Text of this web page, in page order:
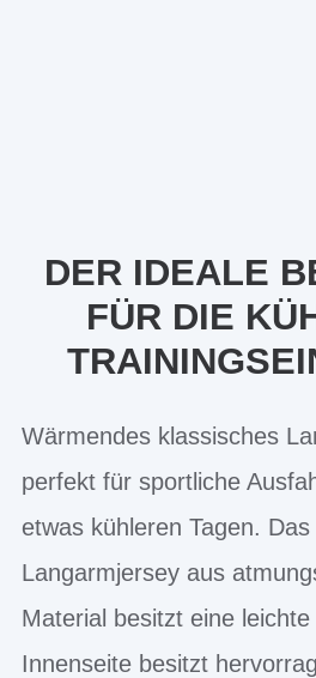
DER IDEALE
FÜR DIE
Wärmendes klassisches
perfekt für sportliche
etwas kühleren Tagen.
Langarmjersey aus
Material besitzt eine
Innenseite besitzt